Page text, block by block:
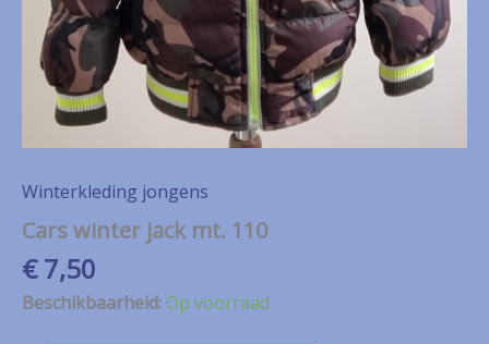
Winterkleding jongens
Cars winter jack mt. 110
€7,50
Beschikbaarheid:Op voorraad